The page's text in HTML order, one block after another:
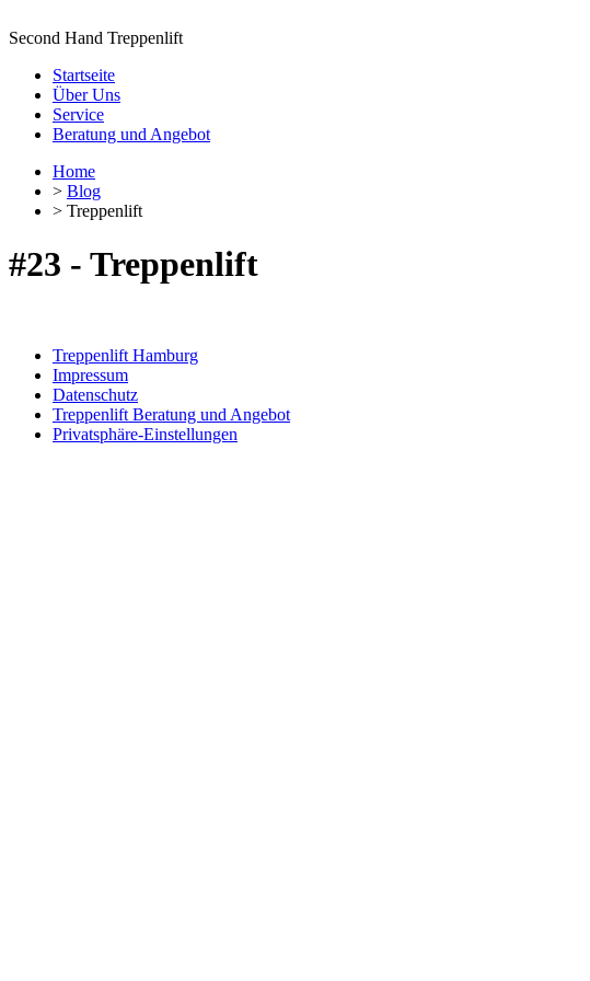
Second Hand Treppenlift
Startseite
Über Uns
Service
Beratung und Angebot
Home
> Blog
> Treppenlift
#23 - Treppenlift
Treppenlift Hamburg
Impressum
Datenschutz
Treppenlift Beratung und Angebot
Privatsphäre-Einstellungen